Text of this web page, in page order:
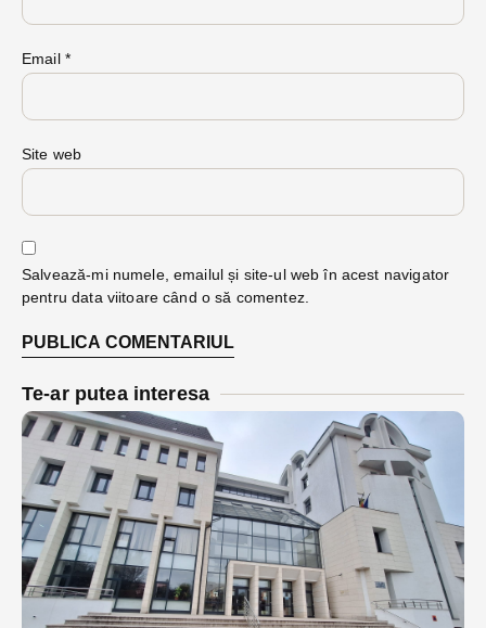
Email *
Site web
Salvează-mi numele, emailul și site-ul web în acest navigator
pentru data viitoare când o să comentez.
Te-ar putea interesa